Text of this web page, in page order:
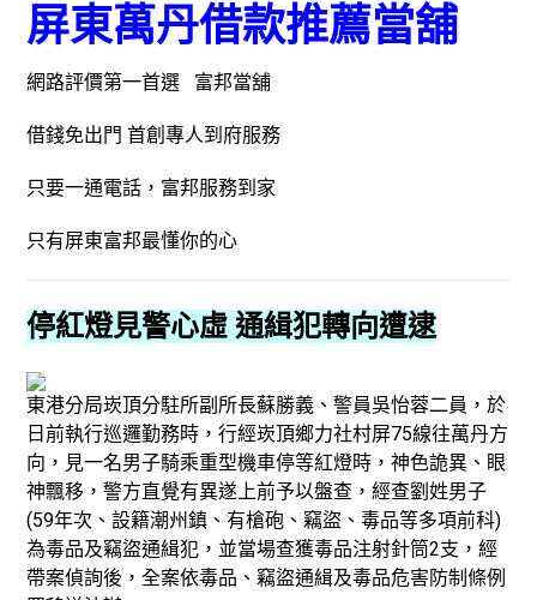
屏東萬丹借款推薦當舖
網路評價第一首選 富邦當舖
借錢免出門 首創專人到府服務
只要一通電話，富邦服務到家
只有屏東富邦最懂你的心
停紅燈見警心虛 通緝犯轉向遭逮
東港分局崁頂分駐所副所長蘇勝義、警員吳怡蓉二員，於
日前執行巡邏勤務時，行經崁頂鄉力社村屏75線往萬丹方
向，見一名男子騎乘重型機車停等紅燈時，神色詭異、眼
神飄移，警方直覺有異遂上前予以盤查，經查劉姓男子
(59年次、設籍潮州鎮、有槍砲、竊盜、毒品等多項前科)
為毒品及竊盜通緝犯，並當場查獲毒品注射針筒2支，經
帶案偵詢後，全案依毒品、竊盜通緝及毒品危害防制條例